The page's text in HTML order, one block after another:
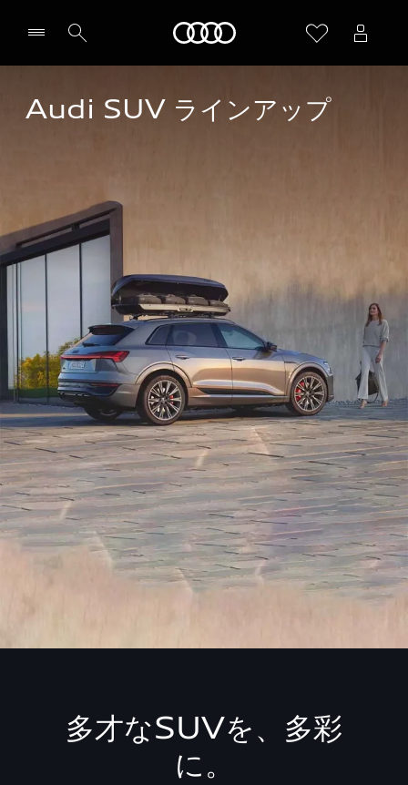
Audi SUV ラインアップ
多才なSUVを、多彩
に。